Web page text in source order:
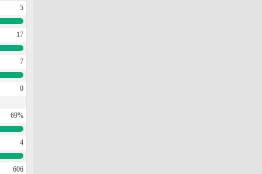
5
17
7
0
69%
4
606